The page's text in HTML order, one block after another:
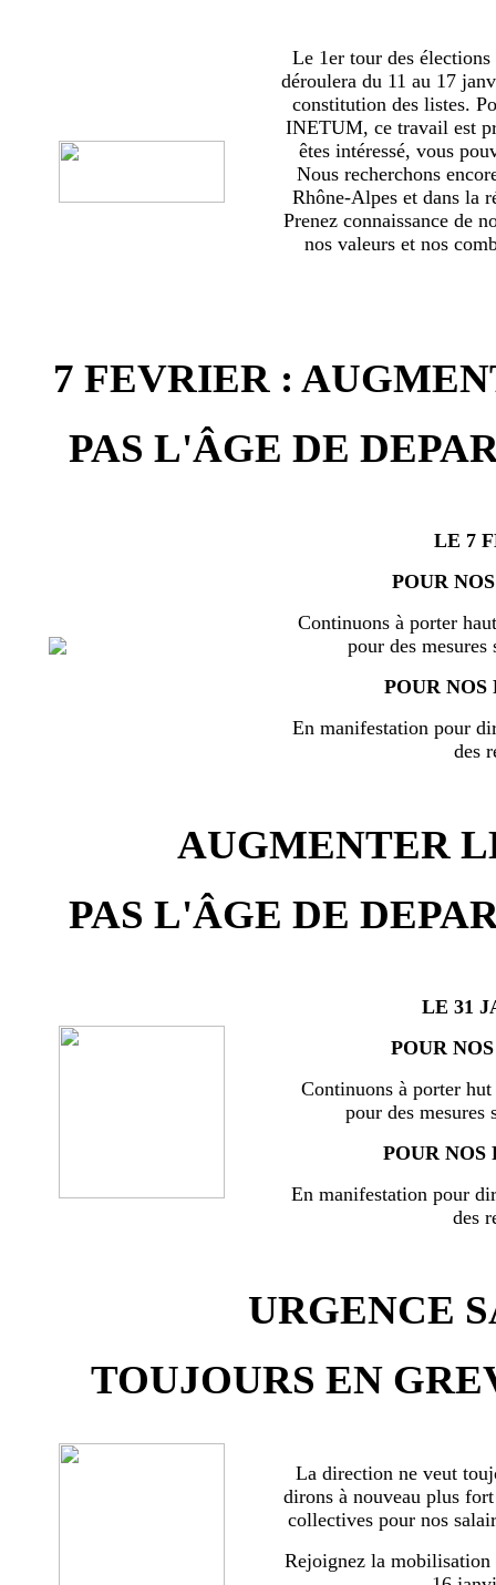
Le 1er tour des
déroulera du 11 au 17
constitution des listes.
INETUM, ce travail est
êtes intéressé, vous
Nous recherchons
Rhône-Alpes et dans la
Prenez connaissance de
nos valeurs et nos
7 FEVRIER :
PAS L'ÂGE DE
LE 7
POUR
Continuons à porter
pour des
POUR
En manifestation pour
des
AUGMENTER
PAS L'ÂGE DE
LE 31
POUR
Continuons à porter
pour des mesures
POUR NOS
En manifestation pour
des
URGENCE
TOUJOURS EN
La direction ne veut
dirons à nouveau plus
collectives pour nos
Rejoignez la mobilisation